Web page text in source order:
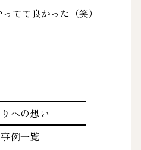
てて良かった（笑）
への想い
例一覧